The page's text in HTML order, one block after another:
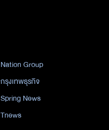
Nation Group
กรุงเทพธุรกิจ
Spring News
Tnews